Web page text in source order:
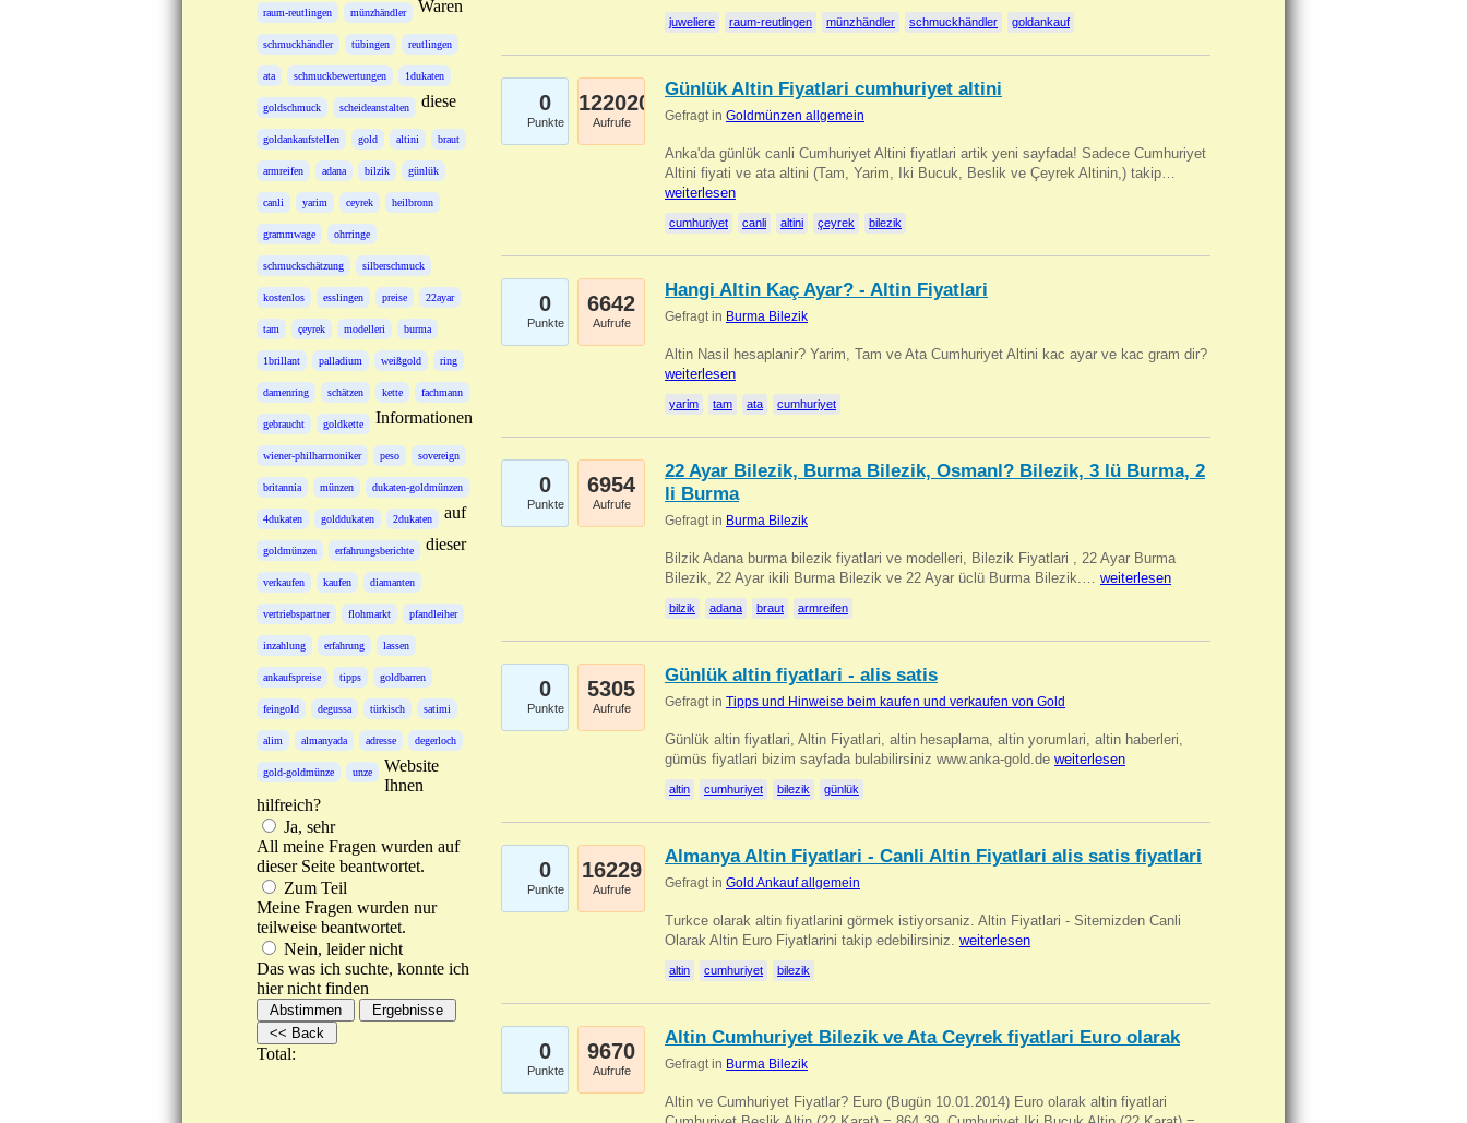
raum-reutlingen münzhändler
schmuckhändler tübingen reutlingen
ata schmuckbewertungen 1dukaten
goldschmuck scheideanstalten
goldankaufstellen gold altini braut
armreifen adana bilzik günlük
canli yarim ceyrek heilbronn
grammwage ohrringe
schmuckschätzung silberschmuck
kostenlos esslingen preise 22ayar
tam çeyrek modelleri burma
1brillant palladium weißgold ring
damenring schätzen kette fachmann
gebraucht goldkette
wiener-philharmoniker peso sovereign
britannia münzen dukaten-goldmünzen
4dukaten golddukaten 2dukaten
goldmünzen erfahrungsberichte
verkaufen kaufen diamanten
vertriebspartner flohmarkt pfandleiher
inzahlung erfahrung lassen
ankaufspreise tipps goldbarren
feingold degussa türkisch satimi
alim almanyada adresse degerloch
gold-goldmünze unze
Waren
diese
Informationen
auf
dieser
Website
Ihnen
hilfreich?
Ja, sehr
All meine Fragen wurden auf
dieser Seite beantwortet.
Zum Teil
Meine Fragen wurden nur
teilweise beantwortet.
Nein, leider nicht
Das was ich suchte, konnte ich
hier nicht finden
Total:
juweliere raum-reutlingen münzhändler schmuckhändler goldankauf
0
Punkte
122020
Aufrufe
Günlük Altin Fiyatlari cumhuriyet altini
Gefragt in Goldmünzen allgemein
Anka'da günlük canli Cumhuriyet Altini fiyatlari artik yeni sayfada! Sadece Cumhuriyet
Altini fiyati ve ata altini (Tam, Yarim, Iki Bucuk, Beslik ve Çeyrek Altinin,) takip…
weiterlesen
cumhuriyet canli altini çeyrek bilezik
0
Punkte
6642
Aufrufe
Hangi Altin Kaç Ayar? - Altin Fiyatlari
Gefragt in Burma Bilezik
Altin Nasil hesaplanir? Yarim, Tam ve Ata Cumhuriyet Altini kac ayar ve kac gram dir?
weiterlesen
yarim tam ata cumhuriyet
0
Punkte
6954
Aufrufe
22 Ayar Bilezik, Burma Bilezik, Osmanl? Bilezik, 3 lü Burma, 2
li Burma
Gefragt in Burma Bilezik
Bilzik Adana burma bilezik fiyatlari ve modelleri, Bilezik Fiyatlari , 22 Ayar Burma
Bilezik, 22 Ayar ikili Burma Bilezik ve 22 Ayar üclü Burma Bilezik.… weiterlesen
bilzik adana braut armreifen
0
Punkte
5305
Aufrufe
Günlük altin fiyatlari - alis satis
Gefragt in Tipps und Hinweise beim kaufen und verkaufen von Gold
Günlük altin fiyatlari, Altin Fiyatlari, altin hesaplama, altin yorumlari, altin haberleri,
gümüs fiyatlari bizim sayfada bulabilirsiniz www.anka-gold.de weiterlesen
altin cumhuriyet bilezik günlük
0
Punkte
16229
Aufrufe
Almanya Altin Fiyatlari - Canli Altin Fiyatlari alis satis fiyatlari
Gefragt in Gold Ankauf allgemein
Turkce olarak altin fiyatlarini görmek istiyorsaniz. Altin Fiyatlari - Sitemizden Canli
Olarak Altin Euro Fiyatlarini takip edebilirsiniz. weiterlesen
altin cumhuriyet bilezik
0
Punkte
9670
Aufrufe
Altin Cumhuriyet Bilezik ve Ata Ceyrek fiyatlari Euro olarak
Gefragt in Burma Bilezik
Altin ve Cumhuriyet Fiyatlar? Euro (Bugün 10.01.2014) Euro olarak altin fiyatlari